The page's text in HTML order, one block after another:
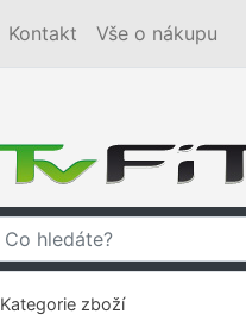
Kontakt Vše o nákupu
Kategorie zboží